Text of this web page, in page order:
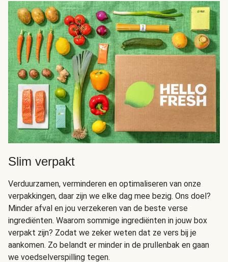
Slim verpakt
Verduurzamen, verminderen en optimaliseren van onze
verpakkingen, daar zijn we elke dag mee bezig. Ons doel?
Minder afval en jou verzekeren van de beste verse
ingrediënten. Waarom sommige ingrediënten in jouw box
verpakt zijn? Zodat we zeker weten dat ze vers bij je
aankomen. Zo belandt er minder in de prullenbak en gaan
we voedselverspilling tegen.